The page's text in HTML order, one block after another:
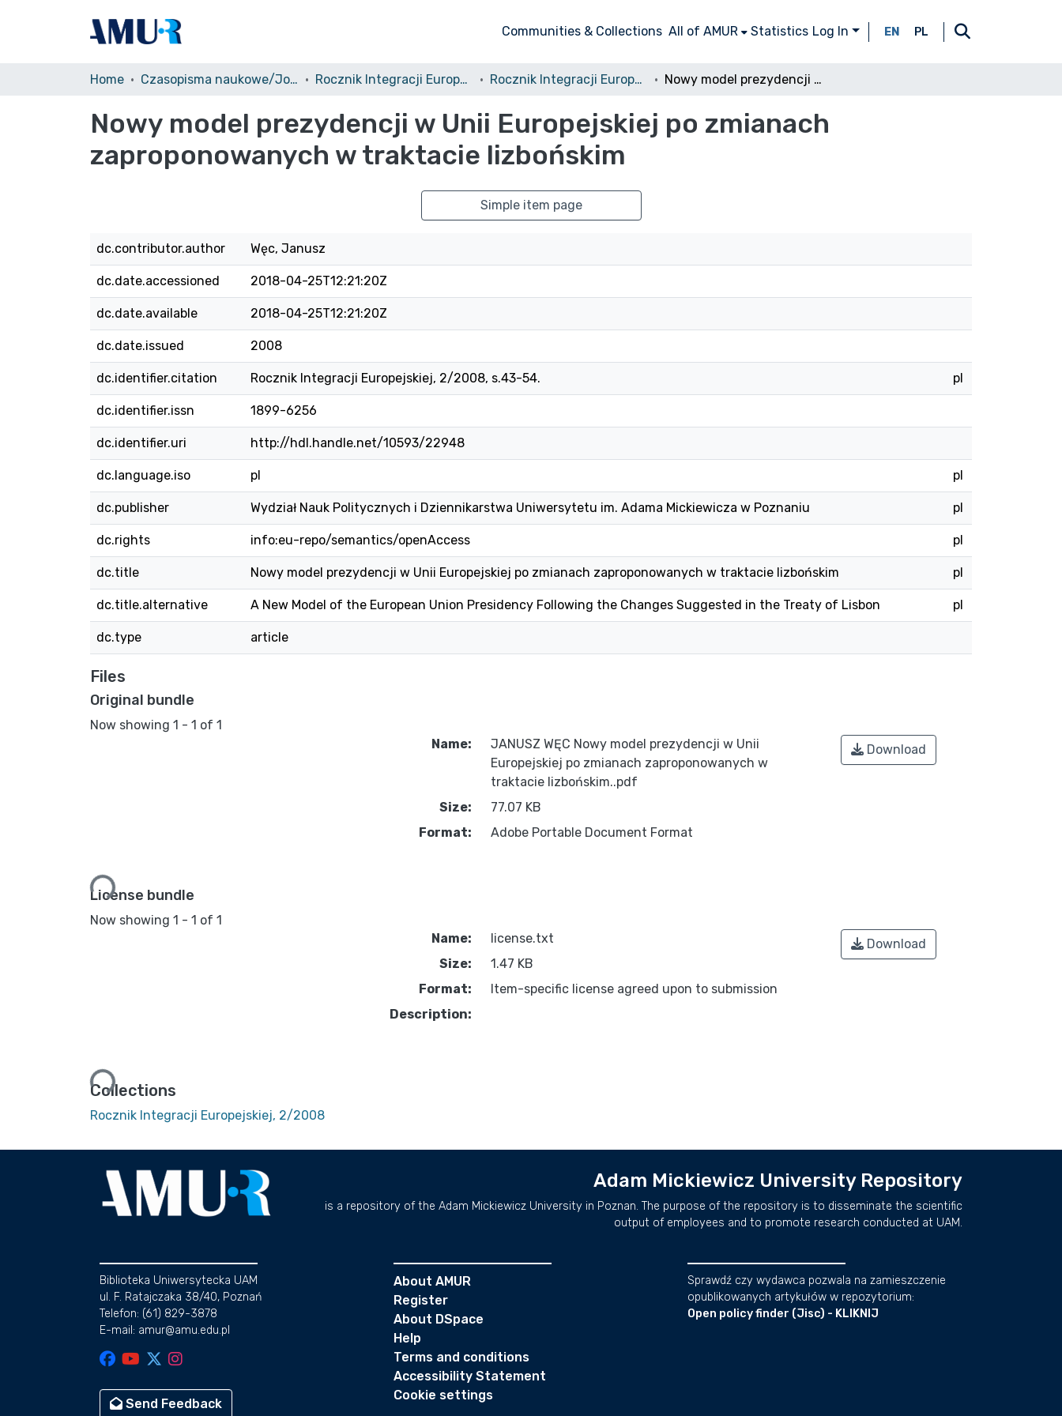
Communities & Collections All of AMUR Statistics Log In EN PL
Home Czasopisma naukowe/Journals Rocznik Integracji Europejskiej Rocznik Integracji Europejskiej, 2/2008 Nowy model prezydencji w Unii Europejskiej po zmianach zaproponowanych w traktacie lizbońskim
Nowy model prezydencji w Unii Europejskiej po zmianach
zaproponowanych w traktacie lizbońskim
Simple item page
dc.contributor.author Węc, Janusz
dc.date.accessioned 2018-04-25T12:21:20Z
dc.date.available 2018-04-25T12:21:20Z
dc.date.issued 2008
dc.identifier.citation Rocznik Integracji Europejskiej, 2/2008, s.43-54. pl
dc.identifier.issn 1899-6256
dc.identifier.uri http://hdl.handle.net/10593/22948
dc.language.iso pl pl
dc.publisher Wydział Nauk Politycznych i Dziennikarstwa Uniwersytetu im. Adama Mickiewicza w Poznaniu pl
dc.rights info:eu-repo/semantics/openAccess pl
dc.title Nowy model prezydencji w Unii Europejskiej po zmianach zaproponowanych w traktacie lizbońskim pl
dc.title.alternative A New Model of the European Union Presidency Following the Changes Suggested in the Treaty of Lisbon pl
dc.type article
Files
Original bundle
Now showing 1 - 1 of 1
Loading...
Name:
JANUSZ WĘC Nowy model prezydencji w Unii
Europejskiej po zmianach zaproponowanych w
traktacie lizbońskim..pdf
Size:
77.07 KB
Format:
Adobe Portable Document Format
Download
License bundle
Now showing 1 - 1 of 1
Loading...
Name:
license.txt
Size:
1.47 KB
Format:
Item-specific license agreed upon to submission
Description:
Download
Collections
Rocznik Integracji Europejskiej, 2/2008
Adam Mickiewicz University Repository
is a repository of the Adam Mickiewicz University in Poznan. The purpose of the repository is to disseminate the scientific
output of employees and to promote research conducted at UAM.
Biblioteka Uniwersytecka UAM
ul. F. Ratajczaka 38/40, Poznań
Telefon: (61) 829-3878
E-mail: amur@amu.edu.pl
Send Feedback
About AMUR
Register
About DSpace
Help
Terms and conditions
Accessibility Statement
Cookie settings
Sprawdź czy wydawca pozwala na zamieszczenie
opublikowanych artykułów w repozytorium:
Open policy finder (Jisc) - KLIKNIJ